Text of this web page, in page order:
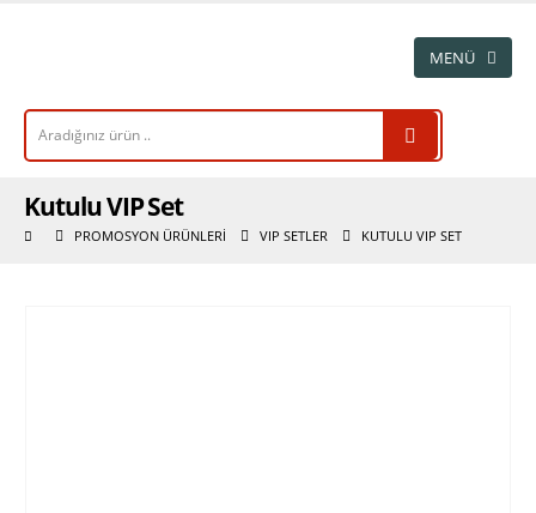
Kutulu VIP Set
PROMOSYON ÜRÜNLERI VIP SETLER KUTULU VIP SET